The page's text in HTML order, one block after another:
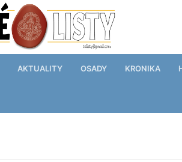
AKTUALITY OSADY KRONIKA